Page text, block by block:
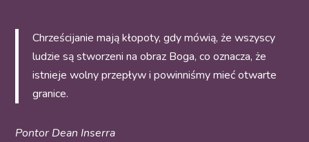
Chrześcijanie mają kłopoty, gdy mówią, że wszyscy
ludzie są stworzeni na obraz Boga, co oznacza, że
istnieje wolny przepływ i powinniśmy mieć otwarte
granice.
Pontor Dean Inserra